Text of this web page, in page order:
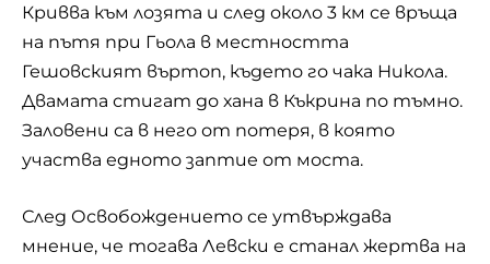
Кривва към лозята и след около 3 км се връща
на пътя при Гьола в местността
Гешовският въртоп, където го чака Никола.
Двамата стигат до хана в Къкрина по тъмно.
Заловени са в него от потеря, в която
участва едното заптие от моста.
След Освобождението се утвърждава
мнение, че тогава Левски е станал жертва на